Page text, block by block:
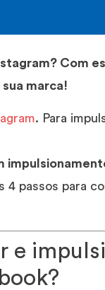
Com
marca!
. Para
4 passos para
e